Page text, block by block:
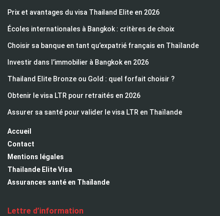
Prix et avantages du visa Thailand Elite en 2026
Écoles internationales à Bangkok : critères de choix
Choisir sa banque en tant qu’expatrié français en Thaïlande
Investir dans l’immobilier à Bangkok en 2026
Thailand Elite Bronze ou Gold : quel forfait choisir ?
Obtenir le visa LTR pour retraités en 2026
Assurer sa santé pour valider le visa LTR en Thaïlande
Accueil
Contact
Mentions légales
Thailande Elite Visa
Assurances santé en Thaïlande
Lettre d’information